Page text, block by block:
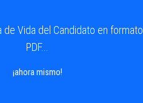
de Vida del Candidato en formato
PDF...
¡ahora mismo!